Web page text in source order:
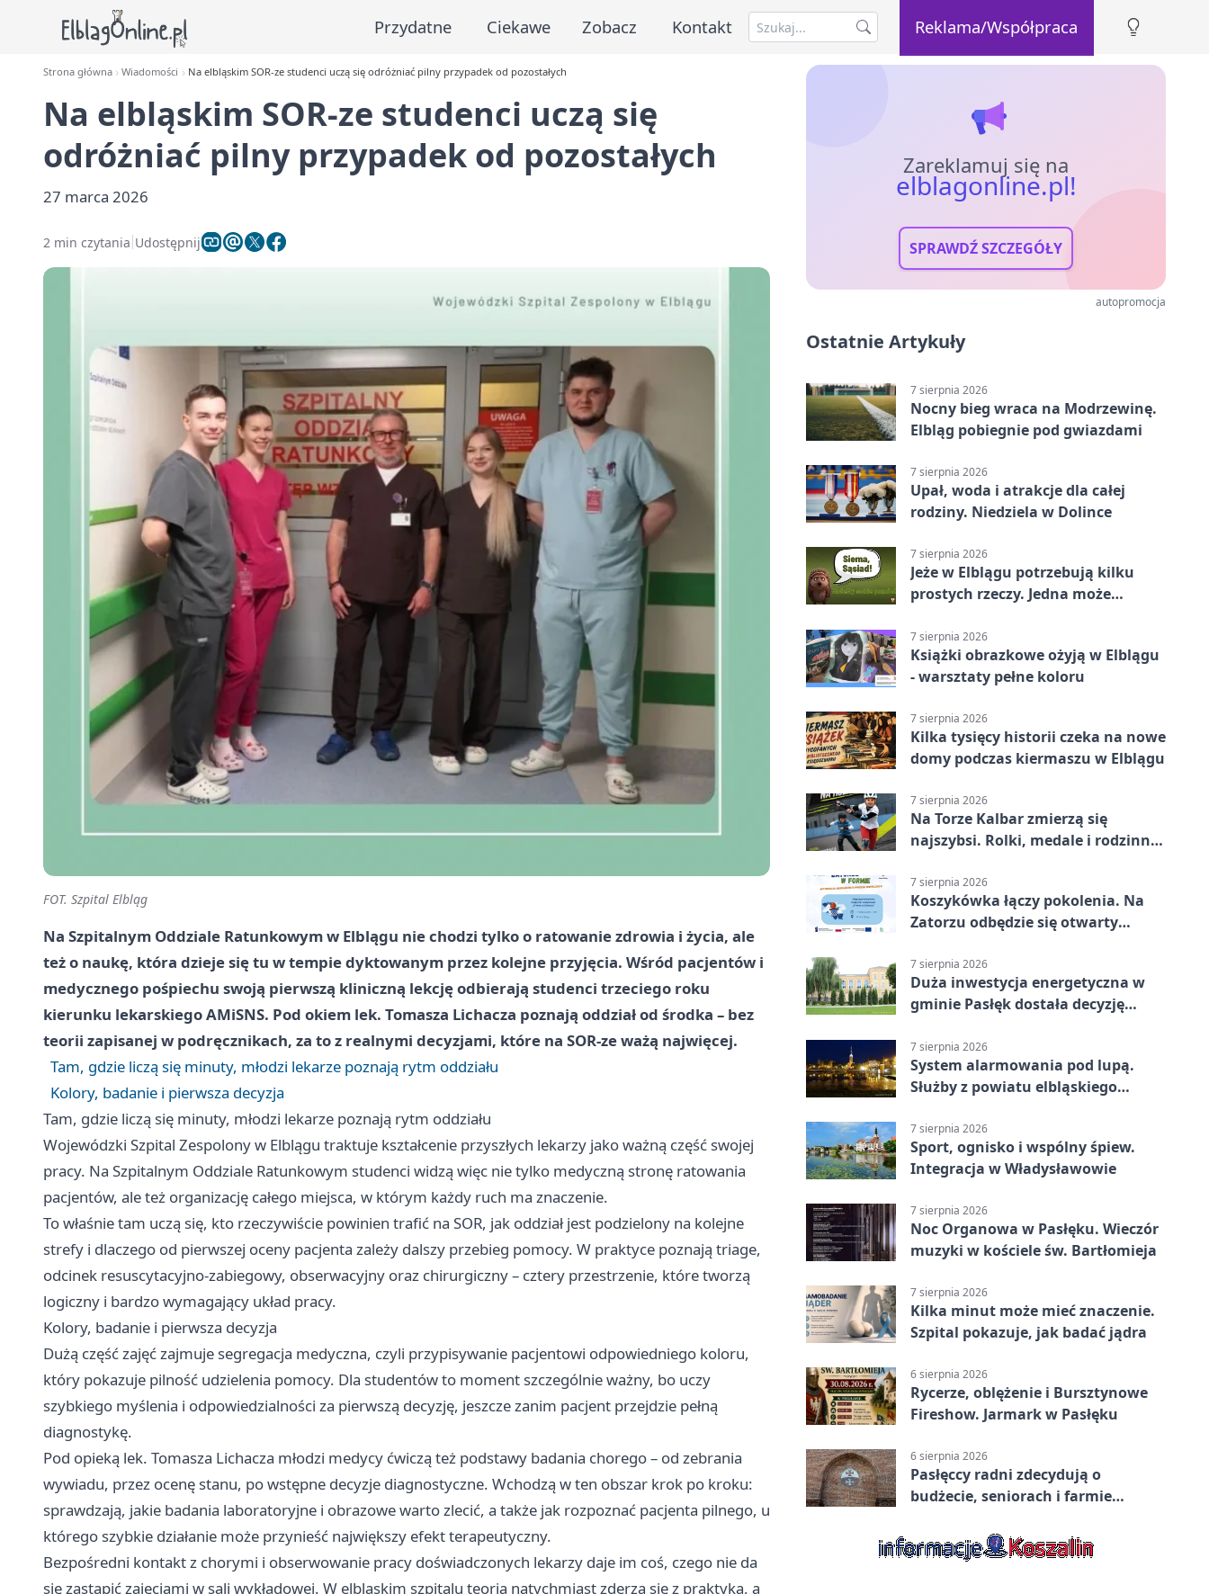
Przydatne Ciekawe Zobacz Kontakt Reklama/Współpraca
Strona główna Wiadomości Na elbląskim SOR-ze studenci uczą się odróżniać pilny przypadek od pozostałych
Na elbląskim SOR-ze studenci uczą się
odróżniać pilny przypadek od pozostałych
27 marca 2026
2 min czytania Udostępnij
FOT. Szpital Elbląg
Na Szpitalnym Oddziale Ratunkowym w Elblągu nie chodzi tylko o ratowanie zdrowia i życia, ale
też o naukę, która dzieje się tu w tempie dyktowanym przez kolejne przyjęcia. Wśród pacjentów i
medycznego pośpiechu swoją pierwszą kliniczną lekcję odbierają studenci trzeciego roku
kierunku lekarskiego AMiSNS. Pod okiem lek. Tomasza Lichacza poznają oddział od środka – bez
teorii zapisanej w podręcznikach, za to z realnymi decyzjami, które na SOR-ze ważą najwięcej.
Tam, gdzie liczą się minuty, młodzi lekarze poznają rytm oddziału
Kolory, badanie i pierwsza decyzja
Tam, gdzie liczą się minuty, młodzi lekarze poznają rytm oddziału
Wojewódzki Szpital Zespolony w Elblągu traktuje kształcenie przyszłych lekarzy jako ważną część swojej
pracy. Na Szpitalnym Oddziale Ratunkowym studenci widzą więc nie tylko medyczną stronę ratowania
pacjentów, ale też organizację całego miejsca, w którym każdy ruch ma znaczenie.
To właśnie tam uczą się, kto rzeczywiście powinien trafić na SOR, jak oddział jest podzielony na kolejne
strefy i dlaczego od pierwszej oceny pacjenta zależy dalszy przebieg pomocy. W praktyce poznają triage,
odcinek resuscytacyjno-zabiegowy, obserwacyjny oraz chirurgiczny – cztery przestrzenie, które tworzą
logiczny i bardzo wymagający układ pracy.
Kolory, badanie i pierwsza decyzja
Dużą część zajęć zajmuje segregacja medyczna, czyli przypisywanie pacjentowi odpowiedniego koloru,
który pokazuje pilność udzielenia pomocy. Dla studentów to moment szczególnie ważny, bo uczy
szybkiego myślenia i odpowiedzialności za pierwszą decyzję, jeszcze zanim pacjent przejdzie pełną
diagnostykę.
Pod opieką lek. Tomasza Lichacza młodzi medycy ćwiczą też podstawy badania chorego – od zebrania
wywiadu, przez ocenę stanu, po wstępne decyzje diagnostyczne. Wchodzą w ten obszar krok po kroku:
sprawdzają, jakie badania laboratoryjne i obrazowe warto zlecić, a także jak rozpoznać pacjenta pilnego, u
którego szybkie działanie może przynieść największy efekt terapeutyczny.
Bezpośredni kontakt z chorymi i obserwowanie pracy doświadczonych lekarzy daje im coś, czego nie da
się zastąpić zajęciami w sali wykładowej. W elbląskim szpitalu teoria natychmiast zderza się z praktyką, a
Zareklamuj się na
elblagonline.pl!
SPRAWDŹ SZCZEGÓŁY
autopromocja
Ostatnie Artykuły
7 sierpnia 2026
Nocny bieg wraca na Modrzewinę.
Elbląg pobiegnie pod gwiazdami
7 sierpnia 2026
Upał, woda i atrakcje dla całej
rodziny. Niedziela w Dolince
7 sierpnia 2026
Jeże w Elblągu potrzebują kilku
prostych rzeczy. Jedna może
7 sierpnia 2026
Książki obrazkowe ożyją w Elblągu
- warsztaty pełne koloru
7 sierpnia 2026
Kilka tysięcy historii czeka na nowe
domy podczas kiermaszu w Elblągu
7 sierpnia 2026
Na Torze Kalbar zmierzą się
najszybsi. Rolki, medale i rodzinna
7 sierpnia 2026
Koszykówka łączy pokolenia. Na
Zatorzu odbędzie się otwarty
7 sierpnia 2026
Duża inwestycja energetyczna w
gminie Pasłęk dostała decyzję
7 sierpnia 2026
System alarmowania pod lupą.
Służby z powiatu elbląskiego
7 sierpnia 2026
Sport, ognisko i wspólny śpiew.
Integracja w Władysławowie
7 sierpnia 2026
Noc Organowa w Pasłęku. Wieczór
muzyki w kościele św. Bartłomieja
7 sierpnia 2026
Kilka minut może mieć znaczenie.
Szpital pokazuje, jak badać jądra
6 sierpnia 2026
Rycerze, oblężenie i Bursztynowe
Fireshow. Jarmark w Pasłęku
6 sierpnia 2026
Pasłęccy radni zdecydują o
budżecie, seniorach i farmie